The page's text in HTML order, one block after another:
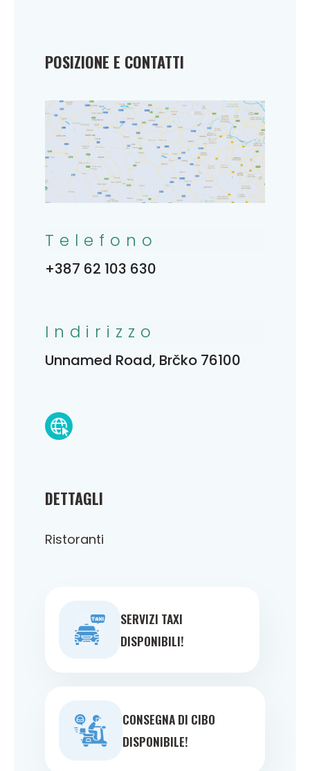
DETTAGLI
Ristoranti
SERVIZI TAXI
DISPONIBILI!
CONSEGNA DI CIBO
DISPONIBILE!
POSIZIONE E CONTATTI
Telefono
+387 62 103 630
Indirizzo
Unnamed Road, Brčko 76100